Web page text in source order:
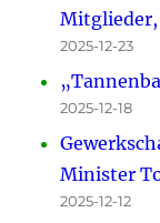
Mitglieder,
2025-12-23
2025-12-18
Minister
2025-12-12